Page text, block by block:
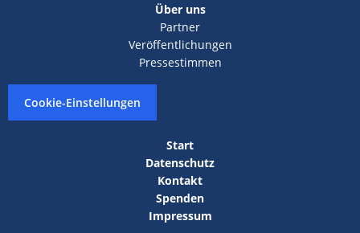
Über uns
Partner
Veröffentlichungen
Pressestimmen
Cookie-Einstellungen
Start
Datenschutz
Kontakt
Spenden
Impressum